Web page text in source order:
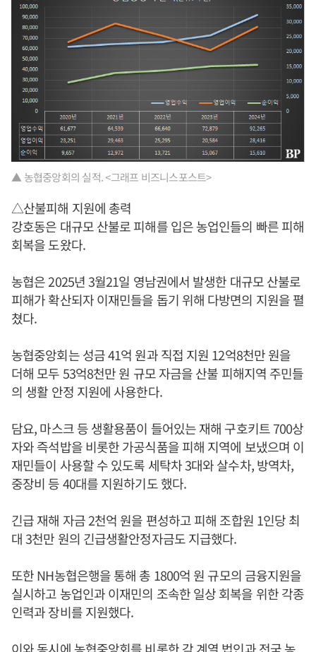
▲ 농협중앙회의 실적. <그래프 비즈니스포스트>
△산불피해 지원에 총력
강호동은 대규모 산불로 피해를 입은 농업인들의 빠른 피해
회복을 도왔다.
농협은 2025년 3월21일 영남권에서 발생한 대규모 산불로
피해가 확산되자 이재민들을 돕기 위해 다방면의 지원을 펼
쳤다.
농협중앙회는 성금 41억 원과 직접 지원 12억8천만 원을
더해 모두 53억8천만 원 규모 자금을 산불 피해지역 주민들
의 생활 안정 지원에 사용한다.
담요, 마스크 등 생활용품이 들어있는 재해 구호키트 700상
자와 즉석밥을 비롯한 가공식품을 피해 지역에 보냈으며 이
재민들이 사용할 수 있도록 세탁차 3대와 살수차, 방역차,
중장비 등 40대를 지원하기도 했다.
긴급 재해 자금 2천억 원을 편성하고 피해 조합원 1인당 최
대 3천만 원의 긴급생활안정자금도 지급했다.
또한 NH농협은행을 통해 총 1800억 원 규모의 금융지원을
실시하고 농업인과 이재민의 조속한 일상 회복을 위한 각종
인력과 장비를 지원했다.